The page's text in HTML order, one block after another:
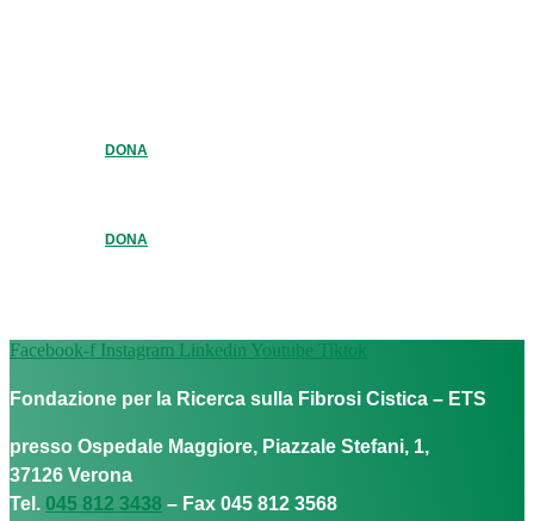
DONA
DONA
Facebook-f Instagram Linkedin Youtube Tiktok
Fondazione per la Ricerca sulla Fibrosi Cistica – ETS
presso Ospedale Maggiore, Piazzale Stefani, 1,
37126 Verona
Tel. 045 812 3438 – Fax 045 812 3568